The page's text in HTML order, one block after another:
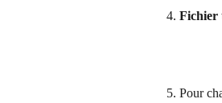
Fichier
Pour